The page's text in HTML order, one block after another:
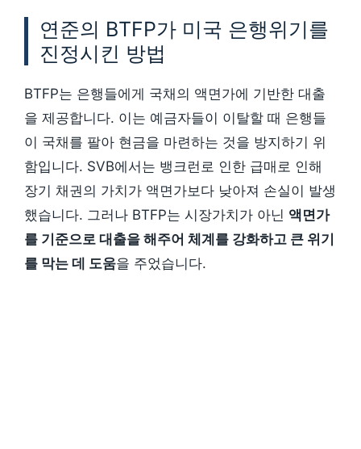
연준의 BTFP가 미국 은행위기를
진정시킨 방법
BTFP는 은행들에게 국채의 액면가에 기반한 대출
을 제공합니다. 이는 예금자들이 이탈할 때 은행들
이 국채를 팔아 현금을 마련하는 것을 방지하기 위
함입니다. SVB에서는 뱅크런로 인한 급매로 인해
장기 채권의 가치가 액면가보다 낮아져 손실이 발생
했습니다. 그러나 BTFP는 시장가치가 아닌 액면가
를 기준으로 대출을 해주어 체계를 강화하고 큰 위기
를 막는 데 도움을 주었습니다.